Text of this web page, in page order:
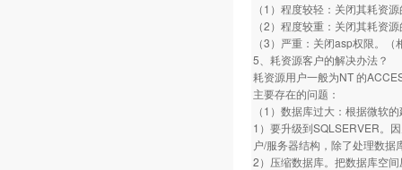
（1）程度较轻：关闭其耗资
（2）程度较重：关闭其耗资
（3）严重：关闭asp权限。
5、耗资源客户的解决办法？
耗资源用户一般为NT 的
主要存在的问题：
（1）数据库过大：根据微软
1）要升级到SQLSERVER。
户/服务器结构，除了处理数
2）压缩数据库。把数据库空